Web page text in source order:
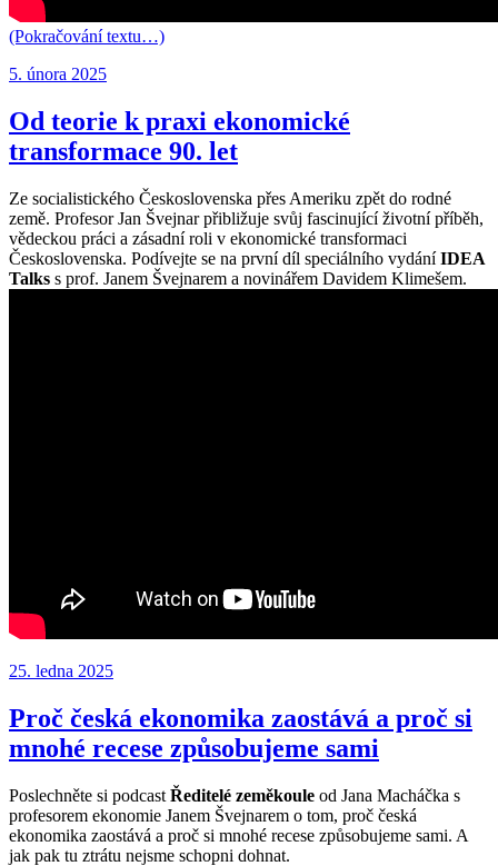
(Pokračování textu…)
Publikováno:
5. února 2025
Od teorie k praxi ekonomické
transformace 90. let
Ze socialistického Československa přes Ameriku zpět do rodné
země. Profesor Jan Švejnar přibližuje svůj fascinující životní příběh,
vědeckou práci a zásadní roli v ekonomické transformaci
Československa. Podívejte se na první díl speciálního vydáníIDEA
Talks s prof. Janem Švejnarem a novinářem Davidem Klimešem.
Publikováno:
25. ledna 2025
Proč česká ekonomika zaostává a proč si
mnohé recese způsobujeme sami
Poslechněte si podcast Ředitelé zeměkoule od Jana Macháčka s
profesorem ekonomie Janem Švejnarem o tom, proč česká
ekonomika zaostává a proč si mnohé recese způsobujeme sami. A
jak pak tu ztrátu nejsme schopni dohnat.